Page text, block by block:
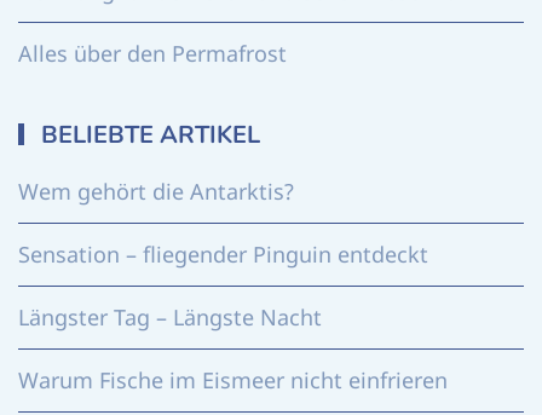
Alles über den Permafrost
BELIEBTE ARTIKEL
Wem gehört die Antarktis?
Sensation – fliegender Pinguin entdeckt
Längster Tag – Längste Nacht
Warum Fische im Eismeer nicht einfrieren